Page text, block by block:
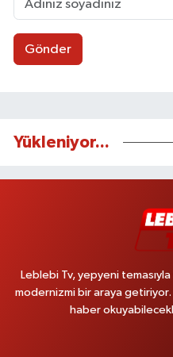
Gönder
Yükleniyor...
Leblebi Tv, yepyeni
modernizmi bir araya getiriyor.
haber